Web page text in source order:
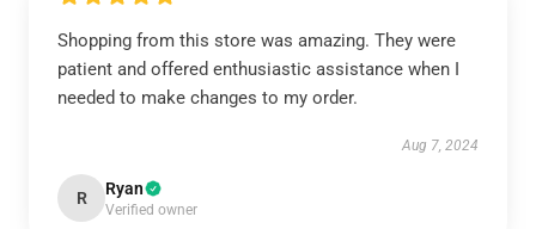
Shopping from this store was amazing. They were
patient and offered enthusiastic assistance when I
needed to make changes to my order.
Aug 7, 2024
R Ryan
Verified owner